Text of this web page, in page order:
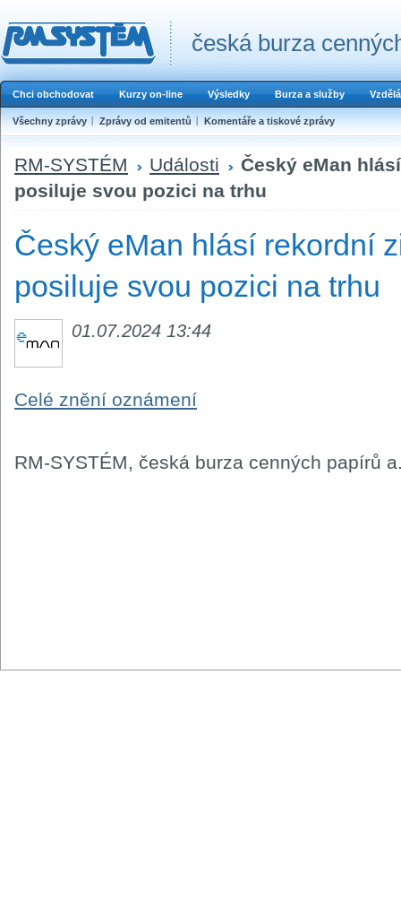
česká burza
Chci obchodovat Kurzy on-line Výsledky Burza a služby
Všechny zprávy Zprávy od emitentů Komentáře a tiskové zprávy
RM-SYSTÉM Události
Český eMan
posiluje svou pozici na trhu
Český eMan hlásí rekordní
posiluje svou pozici na trhu
01.07.2024 13:44
Celé znění oznámení
RM-SYSTÉM, česká burza cenných papírů